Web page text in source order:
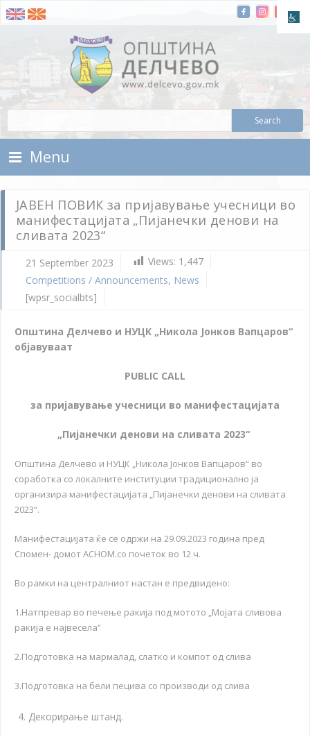
Skip To Content
Municipality of Delchevo
Menu
ЈАВЕН ПОВИК за пријавување учесници во
манифестацијата „Пијанечки денови на
сливата 2023“
21 September 2023 Views: 1,447
Competitions / Announcements, News
[wpsr_socialbts]
Општина Делчево и НУЦК „Никола Јонков Вапцаров“
објавуваат
PUBLIC CALL
за пријавување учесници во манифестацијата
„Пијанечки денови на сливата 2023“
Општина Делчево и НУЦК „Никола Јонков Вапцаров“ во
соработка со локалните институции традиционално ја
организира манифестацијата „Пијанечки денови на сливата
2023“.
Манифестацијата ќе се одржи на 29.09.2023 година пред
Спомен- домот АСНОМ.со почеток во 12 ч.
Во рамки на централниот настан е предвидено:
1.Натпревар во печење ракија под мотото „Мојата сливова
ракија е највесела“
2.Подготовка на мармалад, слатко и компот од слива
3.Подготовка на бели пецива со производи од слива
Декорирање штанд.